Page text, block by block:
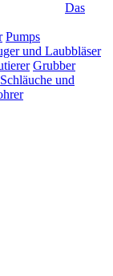
Das
Pumps
und Laubbläser
Grubber
Schläuche und